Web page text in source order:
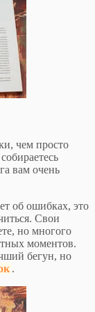
чем просто
вам очень
об ошибках, это
Свои
но многого
моментов.
бегун, но
.